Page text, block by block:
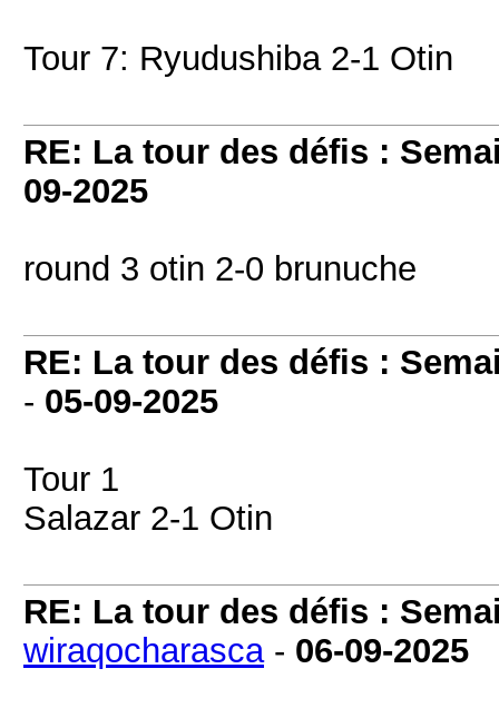
Tour 7: Ryudushiba 2-1 Otin
RE: La tour des défis :
09-2025
round 3 otin 2-0 brunuche
RE: La tour des défis :
- 05-09-2025
Tour 1
Salazar 2-1 Otin
RE: La tour des défis :
wiraqocharasca- 06-09-2025